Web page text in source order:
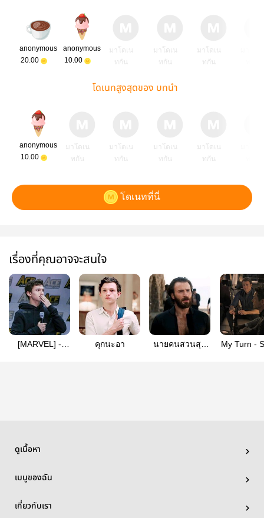
anonymous
20.00
anonymous
10.00
มาโดเน
ทกัน
มาโดเน
ทกัน
มาโดเน
ทกัน
โดเนทสูงสุดของ บทนำ
anonymous
10.00
มาโดเน
ทกัน
มาโดเน
ทกัน
มาโดเน
ทกัน
มาโดเน
ทกัน
โดเนทที่นี่
เรื่องที่คุณอาจจะสนใจ
[MARVEL] -
คุกนะอา
นายคนสวนสุด
My Turn -
ดูเนื้อหา
เมนูของฉัน
เกี่ยวกับเรา